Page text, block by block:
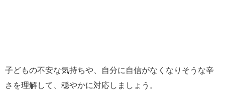
子どもの不安な気持ちや、自分に自信がなくなりそうな辛
さを理解して、穏やかに対応しましょう。